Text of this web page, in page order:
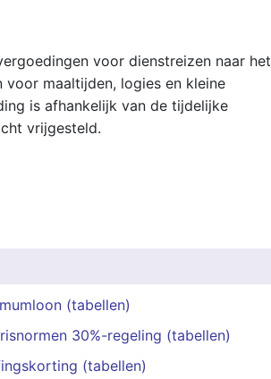
voor dienstreizen naar het
maaltijden, logies en kleine
is afhankelijk van de tijdelijke
vrijgesteld.
(tabellen)
30%-regeling (tabellen)
(tabellen)